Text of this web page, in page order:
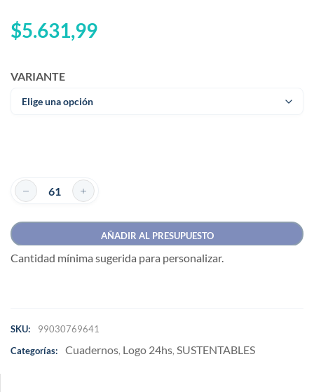
$5.631,99
VARIANTE
AÑADIR AL PRESUPUESTO
Cantidad mínima sugerida para personalizar.
SKU:
99030769641
Categorías:
Cuadernos, Logo 24hs, SUSTENTABLES